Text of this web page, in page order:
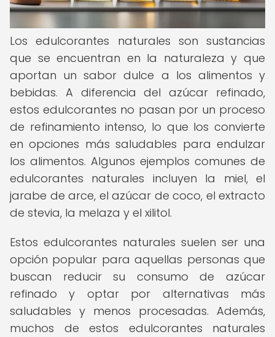
Los edulcorantes naturales son sustancias
que se encuentran en la naturaleza y que
aportan un sabor dulce a los alimentos y
bebidas. A diferencia del azúcar refinado,
estos edulcorantes no pasan por un proceso
de refinamiento intenso, lo que los convierte
en opciones más saludables para endulzar
los alimentos. Algunos ejemplos comunes de
edulcorantes naturales incluyen la miel, el
jarabe de arce, el azúcar de coco, el extracto
de stevia, la melaza y el xilitol.
Estos edulcorantes naturales suelen ser una
opción popular para aquellas personas que
buscan reducir su consumo de azúcar
refinado y optar por alternativas más
saludables y menos procesadas. Además,
muchos de estos edulcorantes naturales